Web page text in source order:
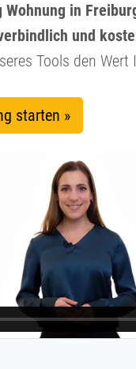
in
und
Tools den Wert
starten »